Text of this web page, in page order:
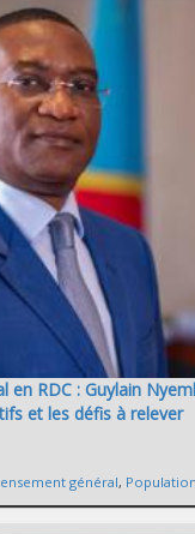
en RDC : Guylain
et les défis à relever
général, Population